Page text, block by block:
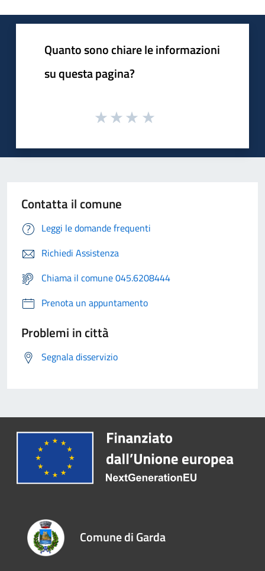
Quanto sono chiare le informazioni
su questa pagina?
Contatta il comune
Leggi le domande frequenti
Richiedi Assistenza
Chiama il comune 045.6208444
Prenota un appuntamento
Problemi in città
Segnala disservizio
Comune di Garda